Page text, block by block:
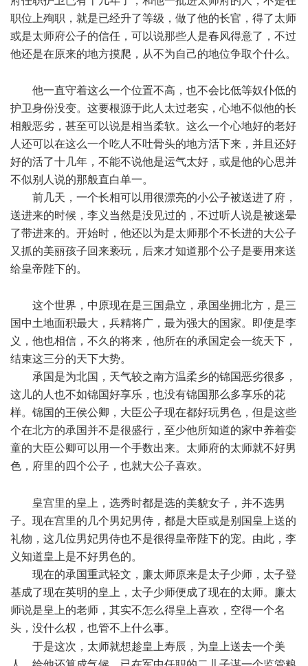
职位上殉职，就是已经升了等级，做了他的长官，得了太师
或是太师府公子的信任，可以说那些人是春风得意了，不过
他还是在原来的地方摸爬，从不为自己的地位争取个什么。
他一直守着这么一个位置不高，也不会比低等奴仆低的
护卫身份没变。这要根源于此人太过老实，心地不似他的长
相般恶劣，甚至可以说是相当柔软。这么一个心地好的老好
人还可以在这么一个吃人不吐骨头的地方活下来，并且还好
好的活了十几年，不能不说他是运气太好，或是他的心思并
不似别人说的那般直白单一。
前几天，一个长相可以用很漂亮的小公子被送进了府，
送进来的时候，李义当然是没见过的，不过听人说是被迷晕
了带进来的。开始时，他还以为是太师那个不长进的大公子
又抓的美丽孩子回来亵玩，后来才知道那个公子是要用来送
给皇帝陛下的。
这个世界，中原现在是三国鼎立，承国坐拥北方，是三
国中土地面积最大，兵精将广，最为强大的国家。即使是李
义，他也相信，不久的将来，他所在的承国定会一统天下，
结束这三分的天下大势。
承国是为北国，天气较之南方温柔乡的锦国恶劣很多，
这儿的人也不如锦国好享乐，也没有锦国那么多享乐的花
样。锦国的王侯公卿，大臣公子现在都好玩男色，但是这些
个在北方的承国并不是很盛行，至少他所知道的家中养着娈
童的大臣公卿可以用一个手数出来。太师府的太师就不好男
色，府里的四个公子，也就大公子喜欢。
皇宫里的皇上，选秀时都是选的美貌女子，并不选男
子。现在宫里的几个男妃男侍，都是大臣或是别国皇上送的
礼物，这几位男妃男侍也不是很得皇帝陛下的宠。由此，李
义知道皇上是不好男色的。
现在的承国重武轻文，廉太师原来是太子少师，太子登
基成了现在英明的皇上，太子少师便成了现在的太师。廉太
师说是皇上的老师，其实不怎么得皇上喜欢，空得一个名
头，没什么权，也管不上什么事。
于是这次，太师就想趁皇上寿辰，为皇上送去一个美